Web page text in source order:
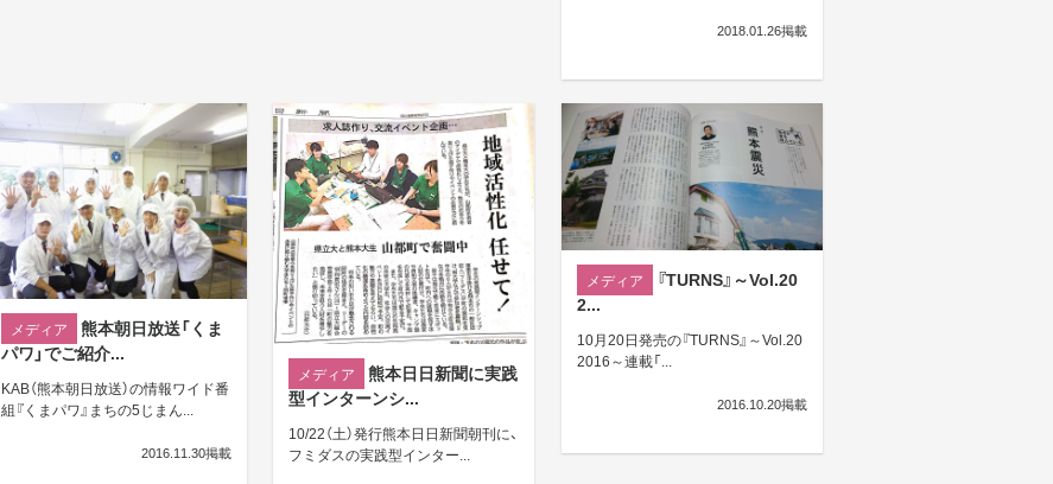
2018.01.26掲載
メディア
熊本朝日放送「くま
パワ」でご紹介...
KAB（熊本朝日放送）の情報ワイド番
組『くまパワ』まちの5じまん...
2016.11.30掲載
メディア
熊本日日新聞に実践
型インターンシ...
10/22（土）発行熊本日日新聞朝刊に、
フミダスの実践型インター...
メディア
『TURNS』～Vol.20
2...
10月20日発売の『TURNS』～Vol.20
2016～連載「...
2016.10.20掲載